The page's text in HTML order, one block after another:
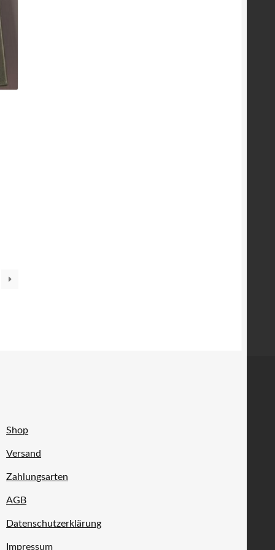
Shop
Versand
Zahlungsarten
AGB
Datenschutzerklärung
Impressum